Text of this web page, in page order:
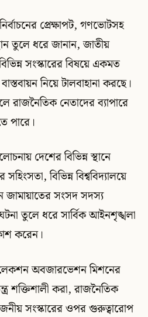
প্রেক্ষাপট, গণভোটসহ
তুলে ধরে জানান, জাতীয়
সংস্কারের বিষয়ে একমত
নিয়ে টালবাহানা করছে।
রাজনৈতিক নেতাদের ব্যাপারে
পারে।
দেশের বিভিন্ন স্থানে
বিভিন্ন বিশ্ববিদ্যালয়ে
জামায়াতের সংসদ সদস্য
তুলে ধরে সার্বিক আইনশৃঙ্খলা
করেন।
অবজারভেশন মিশনের
শক্তিশালী করা, রাজনৈতিক
সংস্কারের ওপর গুরুত্বারোপ